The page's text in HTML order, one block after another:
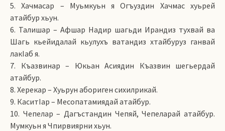
5. Хачмасар – Муьмкуьн я Огъуздин Хачмас хуьрей
атайбур хьун.
6. Талишар – Афшар Надир шагьди Ирандиз тухвай ва
Шагь кьейидалай кьулухъ ватандиз хтайбуруз ганвай
лакIаб я.
7. Къазвинар – Юкьан Асиядин Къазвин шегьердай
атайбур.
8. Херекар – Хуьрун абориген сихилрикай.
9. КаситIар – Месопатамиядай атайбур.
10. Чепелар – Дагъстандин Чепяй, Чепеларай атайбур.
Мумкуьн я Чпирвиярни хьун.